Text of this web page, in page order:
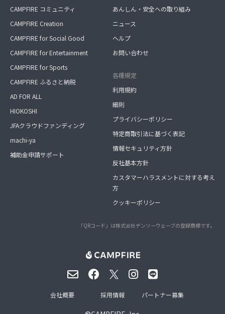
CAMPFIRE コミュニティ
CAMPFIRE Creation
CAMPFIRE for Social Good
CAMPFIRE for Entertainment
CAMPFIRE for Sports
CAMPFIRE ふるさと納税
AD FOR ALL
HIOKOSHI
JFAクラウドファンディング
machi-ya
補助金申請サポート
あんしん・安全への取り組み
ニュース
ヘルプ
お問い合わせ
各種規定
利用規約
細則
プライバシーポリシー
特定商取引法に基づく表記
情報セキュリティ方針
反社基本方針
カスタマーハラスメントに対する考え
方
クッキーポリシー
「QRコード」は株式会社デンソーウェーブの登録商標です。
会社概要 採用情報 パートナー募集